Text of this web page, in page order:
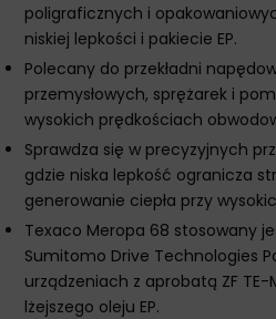
poligraficznych i
niskiej lepkości i pakiecie EP.
Polecany do przekładni
przemysłowych, sprężarek i
wysokich prędkościach
Sprawdza się w precyzyjnych
gdzie niska lepkość ogranicza
generowanie ciepła przy
Texaco Meropa 68 stosowany
Sumitomo Drive Technologies
urządzeniach z aprobatą ZF
lżejszego oleju EP.